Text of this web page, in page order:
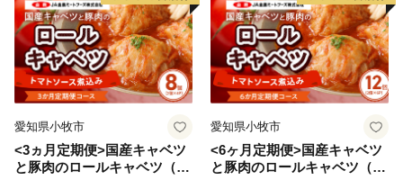
愛知県小牧市
<3ヵ月定期便>国産キャベツ
と豚肉のロールキャベツ（4P
愛知県小牧市
<6ヶ月定期便>国産キャベツ
と豚肉のロールキャベツ（6P